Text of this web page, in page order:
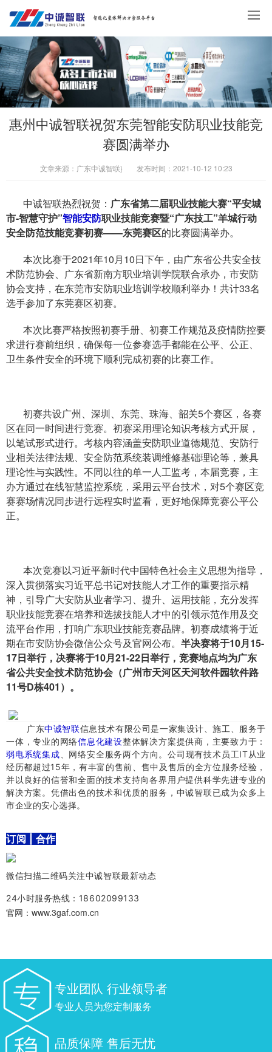
惠州中诚智联祝贺东莞智能安防职业技能竞
赛圆满举办
文章来源： 广东中诚智联} 发布时间： 2021-10-12 10:23
中诚智联热烈祝贺： 广东省第二届职业技能大赛“平安城
市-智慧守护”智能安防职业技能竞赛暨“广东技工”羊城行动
安全防范技能竞赛初赛——东莞赛区的比赛圆满举办。
本次比赛于2021年10月10日下午，由广东省公共安全技
术防范协会、广东省新南方职业培训学院联合承办，市安防
协会支持，在东莞市安防职业培训学校顺利举办！共计33名
选手参加了东莞赛区初赛。
本次比赛严格按照初赛手册、初赛工作规范及疫情防控要
求进行赛前组织，确保每一位参赛选手都能在公平、公正、
卫生条件安全的环境下顺利完成初赛的比赛工作。
初赛共设广州、深圳、东莞、珠海、韶关5个赛区，各赛
区在同一时间进行竞赛。初赛采用理论知识考核方式开展，
以笔试形式进行。考核内容涵盖安防职业道德规范、安防行
业相关法律法规、安全防范系统装调维修基础理论等，兼具
理论性与实践性。不同以往的单一人工监考，本届竞赛，主
办方通过在线智慧监控系统，采用云平台技术，对5个赛区竞
赛赛场情况同步进行远程实时监看，更好地保障竞赛公平公
正。
本次竞赛以习近平新时代中国特色社会主义思想为指导，
深入贯彻落实习近平总书记对技能人才工作的重要指示精
神，引导广大安防从业者学习、提升、运用技能，充分发挥
职业技能竞赛在培养和选拔技能人才中的引领示范作用及交
流平台作用，打响广东职业技能竞赛品牌。初赛成绩将于近
期在市安防协会微信公众号及官网公布。 半决赛将于10月15-
17日举行，决赛将于10月21-22日举行，竞赛地点均为广东
省公共安全技术防范协会（广州市天河区天河软件园软件路
11号D栋401）。
​广东中诚智联信息技术有限公司是一家集设计、施工、服务于
一体，专业的网络信息化建设整体解决方案提供商，主要致力于：
弱电系统集成 、网络安全服务两个方向。公司现有技术员工IT从业
经历都超过15年，有丰富的售前、售中及售后的全方位服务经验，
并以良好的信誉和全面的技术支持向各界用户提供科学先进专业的
解决方案。 凭借出色的技术和优质的服务，中诚智联已成为众多上
市企业的安心选择。
订阅 | 合作
微信扫描二维码关注中诚智联最新动态
24小时服务热线：18602099133
官网：www.3gaf.com.cn
专业团队 行业领导者
专业人员为您定制服务
品质保障 售后无忧